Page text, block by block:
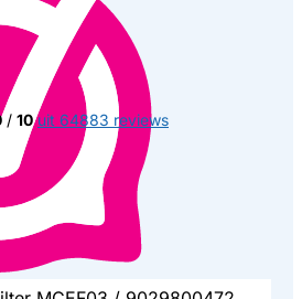
/ 10 uit 64883 reviews